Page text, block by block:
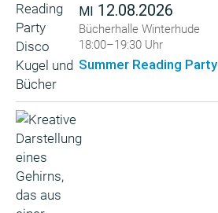
MI 12.08.2026
Bücherhalle Winterhude
18:00–19:30 Uhr
Summer Reading Party